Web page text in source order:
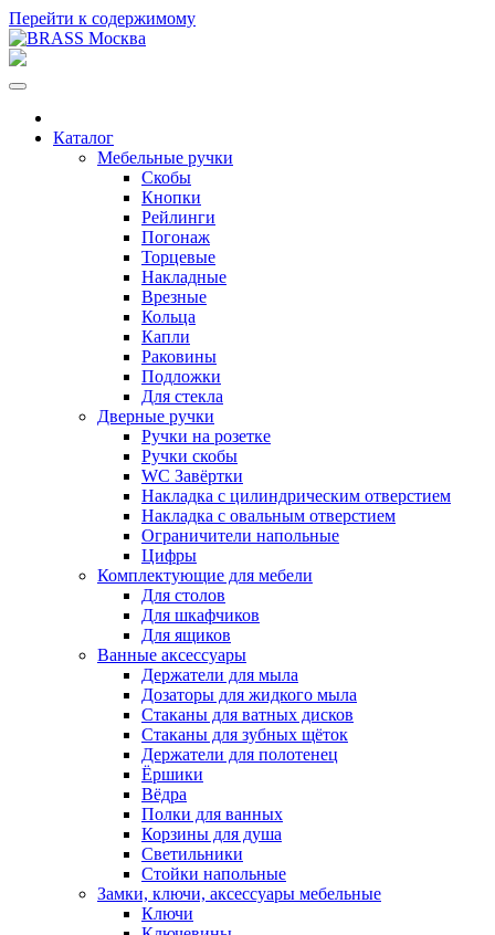
Перейти к содержимому
Каталог
Мебельные ручки
Скобы
Кнопки
Рейлинги
Погонаж
Торцевые
Накладные
Врезные
Кольца
Капли
Раковины
Подложки
Для стекла
Дверные ручки
Ручки на розетке
Ручки скобы
WC Завёртки
Накладка с цилиндрическим отверстием
Накладка с овальным отверстием
Ограничители напольные
Цифры
Комплектующие для мебели
Для столов
Для шкафчиков
Для ящиков
Ванные аксессуары
Держатели для мыла
Дозаторы для жидкого мыла
Стаканы для ватных дисков
Стаканы для зубных щёток
Держатели для полотенец
Ёршики
Вёдра
Полки для ванных
Корзины для душа
Светильники
Стойки напольные
Замки, ключи, аксессуары мебельные
Ключи